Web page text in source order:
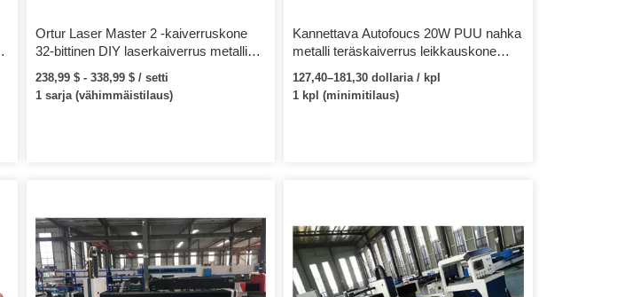
Ortur Laser Master 2 -kaiverruskone
32-bittinen DIY laserkaiverrus metallia
leikkaava 3D-tulostin turvasuojauksella
CNC-laserilla
238,99 $ - 338,99 $ / setti
1 sarja (vähimmäistilaus)
Kannettava Autofoucs 20W PUU nahka
metalli teräskaiverrus leikkauskone
127,40–181,30 dollaria / kpl
1 kpl (minimitilaus)